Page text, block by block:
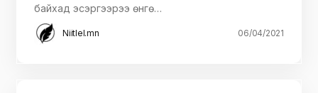
байхад эсэргээрээ өнгө…
Niitlel.mn 06/04/2021